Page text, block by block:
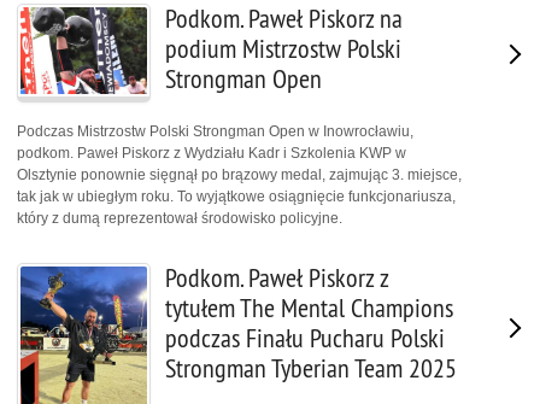
Podkom. Paweł Piskorz na
podium Mistrzostw Polski
Strongman Open
Podczas Mistrzostw Polski Strongman Open w Inowrocławiu,
podkom. Paweł Piskorz z Wydziału Kadr i Szkolenia KWP w
Olsztynie ponownie sięgnął po brązowy medal, zajmując 3. miejsce,
tak jak w ubiegłym roku. To wyjątkowe osiągnięcie funkcjonariusza,
który z dumą reprezentował środowisko policyjne.
Podkom. Paweł Piskorz z
tytułem The Mental Champions
podczas Finału Pucharu Polski
Strongman Tyberian Team 2025